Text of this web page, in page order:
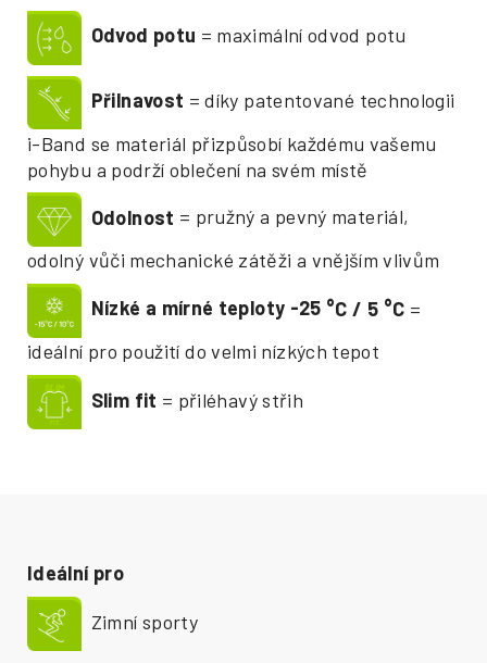
Ideální pro
Zimní sporty
Odvod potu = maximální odvod potu
Přilnavost = díky patentované technologii
i-Band se materiál přizpůsobí každému vašemu
pohybu a podrží oblečení na svém místě
Odolnost = pružný a pevný materiál,
odolný vůči mechanické zátěži a vnějším vlivům
Nízké a mírné teploty -25 °C / 5 °C =
ideální pro použití do velmi nízkých tepot
Slim fit = přiléhavý střih